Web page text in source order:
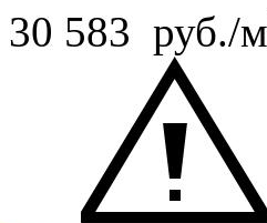
30 583 руб./м